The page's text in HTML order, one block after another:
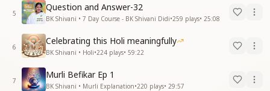
5
Question and Answer-32
BK Shivani • 7 Day Course - BK Shivani Didi•259 plays• 25:08
6
Celebrating this Holi meaningfully
BK Shivani • Holi•224 plays• 59:22
7
Murli Befikar Ep 1
BK Shivani • Murli Explanation•220 plays• 29:57